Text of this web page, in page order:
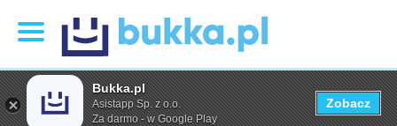
Bukka.pl
Asistapp Sp. z o.o.
Za darmo - w Google Play
Zobacz